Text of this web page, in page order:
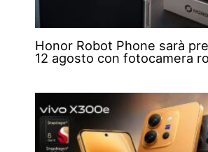
Honor Robot Phone sarà
12 agosto con fotocamera